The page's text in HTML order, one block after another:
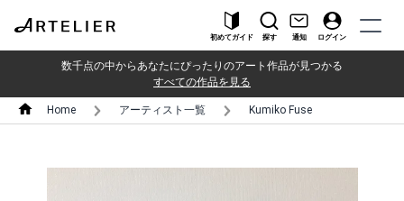
初めてガイド 探す 通知 ログイン
数千点の中からあなたにぴったりのアート作品が見つかる
すべての作品を見る
Home アーティスト一覧 Kumiko Fuse